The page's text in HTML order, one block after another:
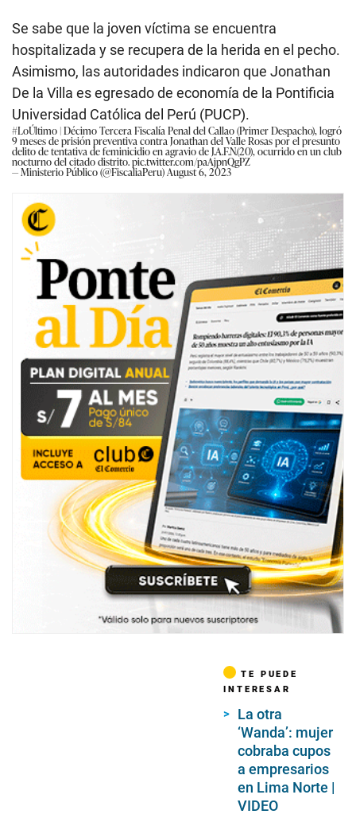
Se sabe que la joven víctima se encuentra
hospitalizada y se recupera de la herida en el pecho.
Asimismo, las autoridades indicaron que Jonathan
De la Villa es egresado de economía de la Pontificia
Universidad Católica del Perú (PUCP).
#LoÚltimo | Décimo Tercera Fiscalía Penal del Callao (Primer Despacho), logró
9 meses de prisión preventiva contra Jonathan del Valle Rosas por el presunto
delito de tentativa de feminicidio en agravio de J.A.F.N.(20), ocurrido en un club
nocturno del citado distrito.pic.twitter.com/paAjpnQgPZ
— Ministerio Público (@FiscaliaPeru)August 6, 2023
TE PUEDE
INTERESAR
La otra
‘Wanda’: mujer
cobraba cupos
a empresarios
en Lima Norte |
VIDEO